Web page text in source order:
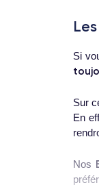
Si
Sur
En
Nos